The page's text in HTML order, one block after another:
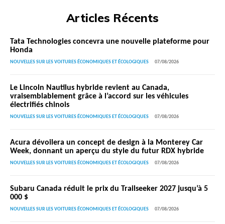
Articles Récents
Tata Technologies concevra une nouvelle plateforme pour
Honda
NOUVELLES SUR LES VOITURES ÉCONOMIQUES ET ÉCOLOGIQUES 07/08/2026
Le Lincoln Nautilus hybride revient au Canada,
vraisemblablement grâce à l’accord sur les véhicules
électrifiés chinois
NOUVELLES SUR LES VOITURES ÉCONOMIQUES ET ÉCOLOGIQUES 07/08/2026
Acura dévoilera un concept de design à la Monterey Car
Week, donnant un aperçu du style du futur RDX hybride
NOUVELLES SUR LES VOITURES ÉCONOMIQUES ET ÉCOLOGIQUES 07/08/2026
Subaru Canada réduit le prix du Trailseeker 2027 jusqu’à 5
000 $
NOUVELLES SUR LES VOITURES ÉCONOMIQUES ET ÉCOLOGIQUES 07/08/2026